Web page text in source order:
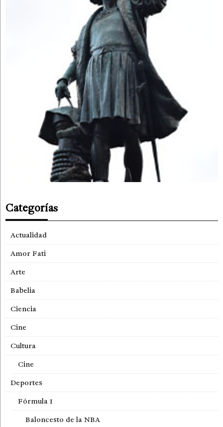
Categorías
Actualidad
Amor Fati
Arte
Babelia
Ciencia
Cine
Cultura
Cine
Deportes
Fórmula 1
Baloncesto de la NBA